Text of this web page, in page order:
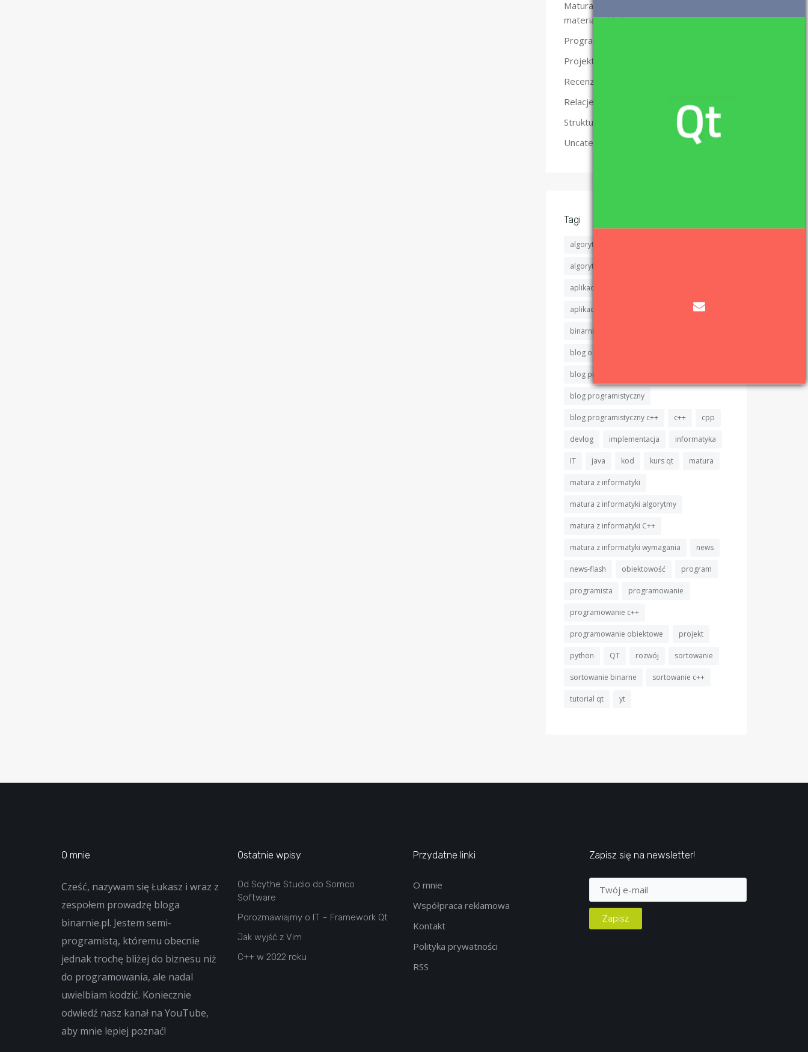
Matura z informatyki – nauka i
materiały.(47)
Programowanie
Projekty
Recenzje
Relacje
Struktury danych
Uncategorized
Tagi
algorytm
algorytmy sortujące
aplikacje okienkowe
aplikacje okienkowe c++ binarnie
binarnie.pl
blog o programowaniu
blog programisty
blog programistyczny
blog programistyczny c++ c++ cpp
devlog implementacja informatyka
IT java kod kurs qt matura
matura z informatyki
matura z informatyki algorytmy
matura z informatyki C++
matura z informatyki wymagania news
news-flash obiektowość program
programista programowanie
programowanie c++
programowanie obiektowe projekt
python QT rozwój sortowanie
sortowanie binarne sortowanie c++
tutorial qt yt
O mnie
Cześć, nazywam się Łukasz i wraz z
zespołem prowadzę bloga
binarnie.pl. Jestem semi-
programistą, któremu obecnie
jednak trochę bliżej do biznesu niż
do programowania, ale nadal
uwielbiam kodzić. Koniecznie
odwiedź nasz kanał na YouTube,
aby mnie lepiej poznać!
Ostatnie wpisy
Od Scythe Studio do Somco
Software
Porozmawiajmy o IT – Framework Qt
Jak wyjść z Vim
C++ w 2022 roku
Przydatne linki
O mnie
Współpraca reklamowa
Kontakt
Polityka prywatności
RSS
Zapisz się na newsletter!